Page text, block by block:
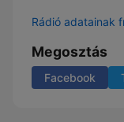
Rádió adatainak
Megosztás
Facebook